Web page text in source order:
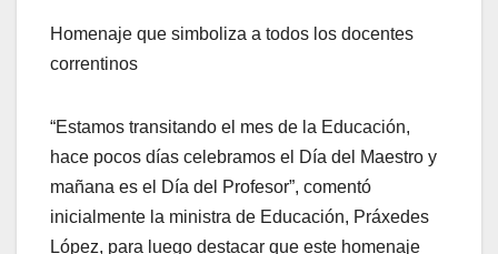
Homenaje que simboliza a todos los docentes
correntinos
“Estamos transitando el mes de la Educación,
hace pocos días celebramos el Día del Maestro y
mañana es el Día del Profesor”, comentó
inicialmente la ministra de Educación, Práxedes
López, para luego destacar que este homenaje